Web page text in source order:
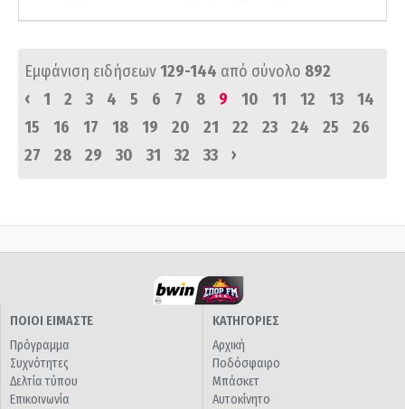
Εμφάνιση ειδήσεων129-144 από σύνολο 892
‹
1 2 3 4 5 6 7 8 9 10 11 12 13
14
15
16 17 18 19 20 21 22 23 24 25
26
27
28 29 30 31 32 33 ›
ΠΟΙΟΙ ΕΙΜΑΣΤΕ
Πρόγραμμα
Συχνότητες
Δελτία τύπου
Επικοινωνία
ΚΑΤΗΓΟΡΙΕΣ
Αρχική
Ποδόσφαιρο
Μπάσκετ
Αυτοκίνητο